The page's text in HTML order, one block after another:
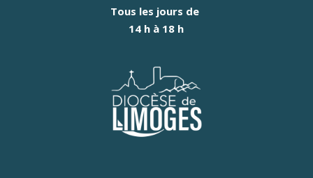
Tous les jours de
14 h à 18 h